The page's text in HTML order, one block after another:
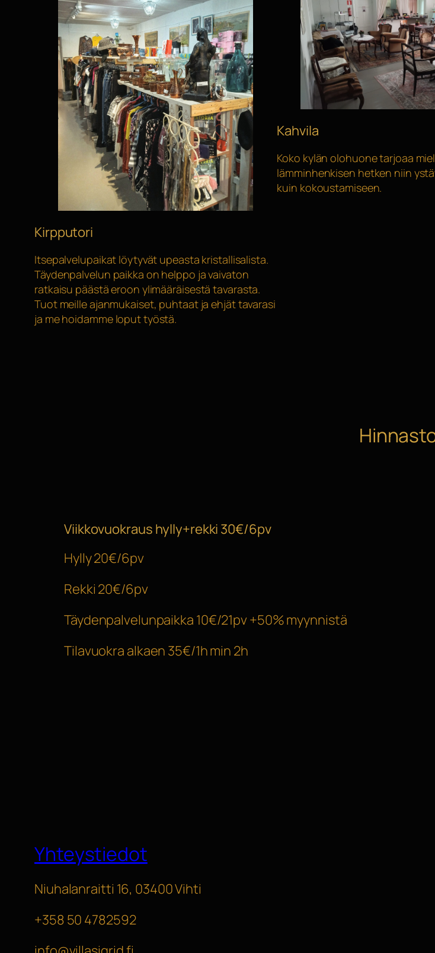
Kirpputori
Itsepalvelupaikat löytyvät upeasta kristallisalista.
Täydenpalvelun paikka on helppo ja vaivaton
ratkaisu päästä eroon ylimääräisestä tavarasta.
Tuot meille ajanmukaiset, puhtaat ja ehjät tavarasi
ja me hoidamme loput työstä.
Kahvila
Koko kylän olohuone tarjoaa
lämminhenkisen hetken niin
kuin kokoustamiseen.
Viikkovuokraus hylly+rekki 30€/6pv
Hylly 20€/6pv
Rekki 20€/6pv
Täydenpalvelunpaikka 10€/21pv +50% myynnistä
Tilavuokra alkaen 35€/1h min 2h
Yhteystiedot
Niuhalanraitti 16, 03400 Vihti
+358 50 4782592